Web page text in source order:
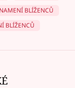
BLÍŽENCŮ
BLÍŽENCŮ